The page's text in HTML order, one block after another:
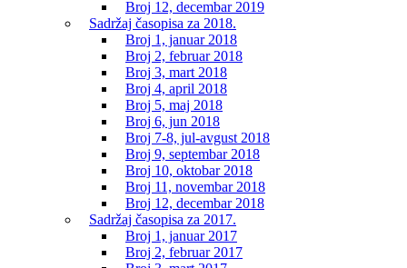
Broj 12, decembar 2019
Sadržaj časopisa za 2018.
Broj 1, januar 2018
Broj 2, februar 2018
Broj 3, mart 2018
Broj 4, april 2018
Broj 5, maj 2018
Broj 6, jun 2018
Broj 7-8, jul-avgust 2018
Broj 9, septembar 2018
Broj 10, oktobar 2018
Broj 11, novembar 2018
Broj 12, decembar 2018
Sadržaj časopisa za 2017.
Broj 1, januar 2017
Broj 2, februar 2017